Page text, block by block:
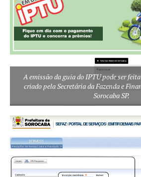
A emissão da guia do IPTU pode ser
criado pela Secretária da Fazenda e
Sorocaba SP.